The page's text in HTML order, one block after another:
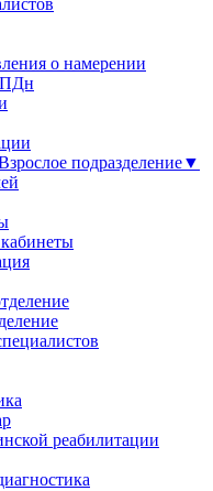
о намерении
ПДн
подразделение▼
реабилитации